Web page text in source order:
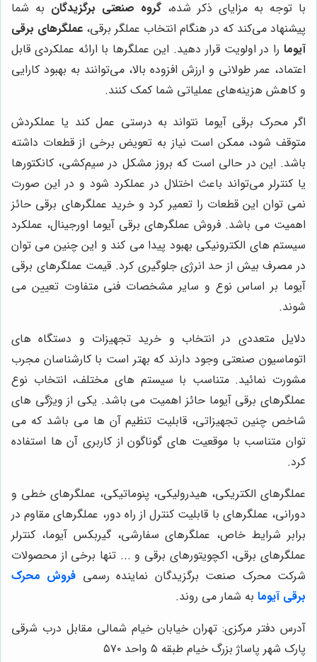
با توجه به مزایای ذکر شده، گروه صنعتی برگزیدگان به شما
پیشنهاد می‌کند که در هنگام انتخاب عملگر برقی، عملگرهای برقی
آیوما را در اولویت قرار دهید. این عملگرها با ارائه عملکردی قابل
اعتماد، عمر طولانی و ارزش افزوده بالا، می‌توانند به بهبود کارایی
و کاهش هزینه‌های عملیاتی شما کمک کنند.
اگر محرک برقی آیوما نتواند به درستی عمل کند یا عملکردش
متوقف شود، ممکن است نیاز به تعویض برخی از قطعات داشته
باشد. این در حالی است که بروز مشکل در سیم‌کشی، کانکتورها
یا کنترلر می‌تواند باعث اختلال در عملکرد شود و در این صورت
نمی توان این قطعات را تعمیر کرد و خرید عملگرهای برقی حائز
اهمیت می باشد. فروش عملگرهای برقی آیوما اورجینال، عملکرد
سیستم های الکترونیکی بهبود پیدا می کند و این چنین می توان
در مصرف بیش از حد انرژی جلوگیری کرد. قیمت عملگرهای برقی
آیوما بر اساس نوع و سایر مشخصات فنی متفاوت تعیین می
شوند.
دلایل متعددی در انتخاب و خرید تجهیزات و دستگاه های
اتوماسیون صنعتی وجود دارند که بهتر است با کارشناسان مجرب
مشورت نمائید. متناسب با سیستم های مختلف، انتخاب نوع
عملگرهای برقی آیوما حائز اهمیت می باشد. یکی از ویژگی های
شاخص چنین تجهیزاتی، قابلیت تنظیم آن ها می باشد که می
توان متناسب با موقعیت های گوناگون از کاربری آن ها استفاده
کرد.
عملگرهای الکتریکی، هیدرولیکی، پنوماتیکی، عملگرهای خطی و
دورانی، عملگرهای با قابلیت کنترل از راه دور، عملگرهای مقاوم در
برابر شرایط خاص، عملگرهای سفارشی، گیربکس آیوما، کنترلر
عملگرهای برقی، اکچویتورهای برقی و ... تنها برخی از محصولات
شرکت محرک صنعت برگزیدگان نماینده رسمی فروش محرک
برقی آیوما به شمار می روند.
آدرس دفتر مرکزی: تهران خیابان خیام شمالی مقابل درب شرقی
پارک شهر پاساژ بزرگ خیام طبقه ۵ واحد ۵۷۰